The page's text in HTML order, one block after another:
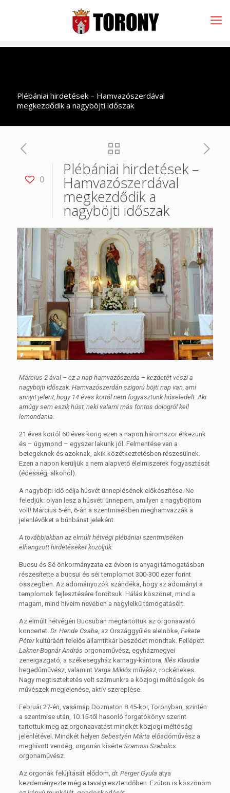
Plébániai hirdetések – Hamvazószerdával
megkezdődik a nagyböjti időszak
0
Plébániai hirdetések –
Hamvazószerdával
megkezdődik a
nagyböjti időszak
Március 2-ával – ez a nap hamvazószerda – kezdetét veszi a
nagyböjti időszak. Hamvazószerdán szigorú böjti nap van, ami
annyit jelent, hogy 14 éves kortól nem fogyasztunk húseledelt. Aki
amúgy sem eszik húst, neki valami más fontos dologról kell
lemondania.
21 éves kortól 60 éves korig ezen a napon háromszor étkezünk
és – úgymond – egyszer lakunk jól. Felmentése van a
betegeknek és azoknak, akik közétkeztetésben részesülnek.
Ezen a napon kerüljük a nem alapvető élelmiszerek fogyasztását
(édesség, alkohol).
A nagyböjti idő célja húsvét ünneplésének előkészítése. Ne
feledjük: olyan lesz a húsvéti ünnepem, amilyen a nagyböjtöm
volt! Március 5-én, 6-án a szentmisékben meghamvazzák a
jelenlévőket a bűnbánat jeleként.
A továbbiakban az elmúlt hétvégi plébániai szentmiséken
elhangzott hirdetéseket közöljük:
Bucsu és Sé önkormányzata ez évben is anyagi támogatásban
részesítette a bucsui és séi templomot 300-300 ezer forint
összegben. Az adományozók szándéka, hogy az adományt a
templomok fejlesztésére fordítsuk. Hálás köszönet, mind a
magam, mind híveim nevében a nagylelkű támogatásért.
Az elmúlt hétvégén Bucsuban megtartottuk az orgonaavató
koncertet. Dr. Hende Csaba, az Országgyűlés alelnöke, Fekete
Péterkultúráért felelős államtitkár beszédet mondtak. Fellépett
Lakner-Bognár András orgonaművész, egyházmegyei
zeneigazgató, a székesegyház karnagy-kántora, Illés Klaudia
hegedűművész, valamint Varga Miklós művész, rockénekes.
Nagy megtiszteltetés volt számunkra a közjogi méltóságok és
művészek megjelenése, aktív szereplése.
Február 27-én, vasárnap Dozmaton 8.45-kor, Toronyban, szintén
a szentmise után, 10.15-től hasonló forgatókönyv szerint
tartottuk meg az orgonaavatást mindkét közjogi méltóság
jelenlétével. Mindkét helyen Sebestyén Márta előadóművész a
meghívott vendég, orgonán kísérte Szamosi Szabolcs
orgonaművész.
Az orgonák felújítását elődöm, dr. Perger Gyula atya
kezdeményezte még a tavalyi esztendőben. Ezúton is köszönöm